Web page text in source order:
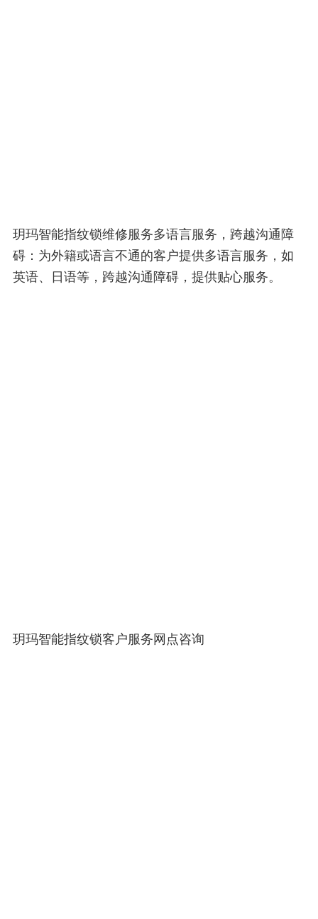
玥玛智能指纹锁维修服务多语言服务，跨越沟通障
碍：为外籍或语言不通的客户提供多语言服务，如
英语、日语等，跨越沟通障碍，提供贴心服务。
玥玛智能指纹锁客户服务网点咨询